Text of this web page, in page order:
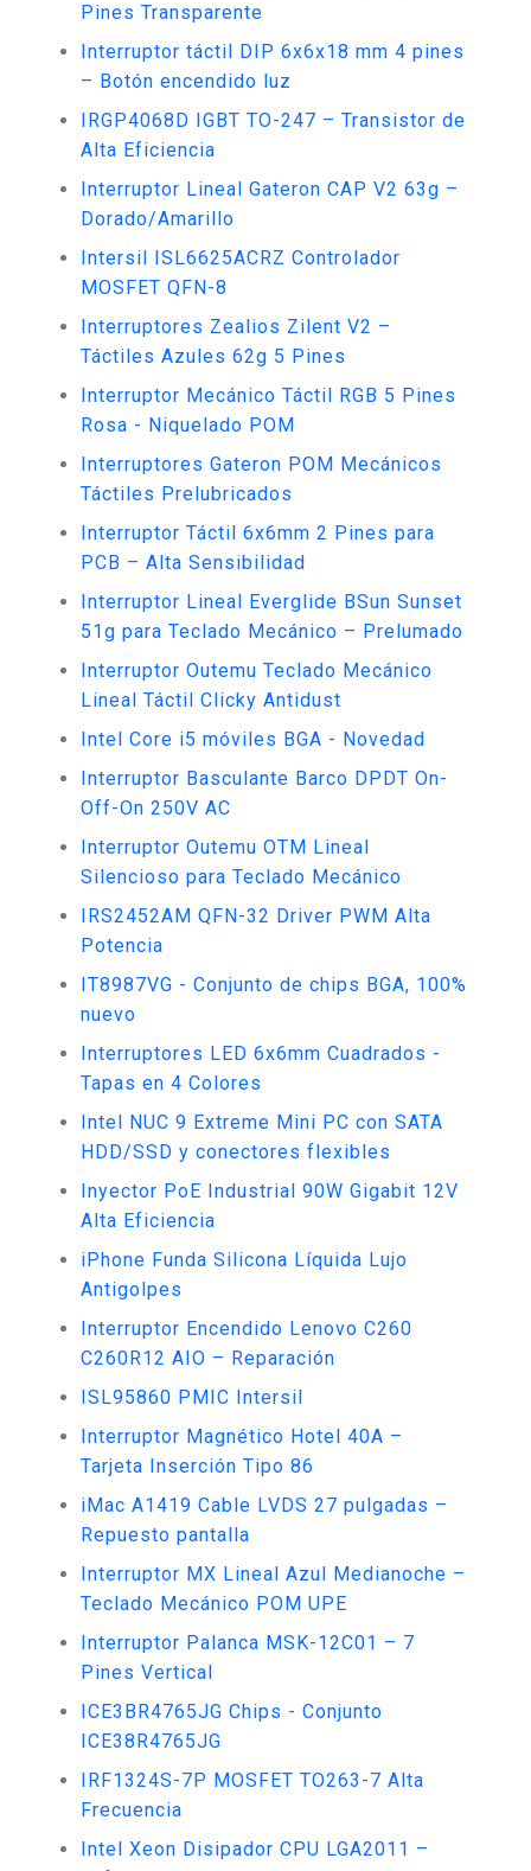
Pines Transparente
Interruptor táctil DIP 6x6x18 mm 4 pines
– Botón encendido luz
IRGP4068D IGBT TO-247 – Transistor de
Alta Eficiencia
Interruptor Lineal Gateron CAP V2 63g –
Dorado/Amarillo
Intersil ISL6625ACRZ Controlador
MOSFET QFN-8
Interruptores Zealios Zilent V2 –
Táctiles Azules 62g 5 Pines
Interruptor Mecánico Táctil RGB 5 Pines
Rosa - Niquelado POM
Interruptores Gateron POM Mecánicos
Táctiles Prelubricados
Interruptor Táctil 6x6mm 2 Pines para
PCB – Alta Sensibilidad
Interruptor Lineal Everglide BSun Sunset
51g para Teclado Mecánico – Prelumado
Interruptor Outemu Teclado Mecánico
Lineal Táctil Clicky Antidust
Intel Core i5 móviles BGA - Novedad
Interruptor Basculante Barco DPDT On-
Off-On 250V AC
Interruptor Outemu OTM Lineal
Silencioso para Teclado Mecánico
IRS2452AM QFN-32 Driver PWM Alta
Potencia
IT8987VG - Conjunto de chips BGA, 100%
nuevo
Interruptores LED 6x6mm Cuadrados -
Tapas en 4 Colores
Intel NUC 9 Extreme Mini PC con SATA
HDD/SSD y conectores flexibles
Inyector PoE Industrial 90W Gigabit 12V
Alta Eficiencia
iPhone Funda Silicona Líquida Lujo
Antigolpes
Interruptor Encendido Lenovo C260
C260R12 AIO – Reparación
ISL95860 PMIC Intersil
Interruptor Magnético Hotel 40A –
Tarjeta Inserción Tipo 86
iMac A1419 Cable LVDS 27 pulgadas –
Repuesto pantalla
Interruptor MX Lineal Azul Medianoche –
Teclado Mecánico POM UPE
Interruptor Palanca MSK-12C01 – 7
Pines Vertical
ICE3BR4765JG Chips - Conjunto
ICE38R4765JG
IRF1324S-7P MOSFET TO263-7 Alta
Frecuencia
Intel Xeon Disipador CPU LGA2011 –